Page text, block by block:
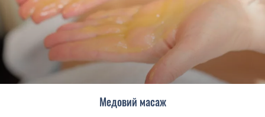
Медовий масаж